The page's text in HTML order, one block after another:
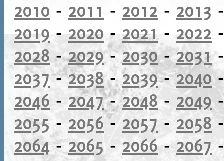
2010 - 2011 - 2012 - 2013
2019 - 2020 - 2021- 2022
2028-2029-2030-2031
2037-2038-2039-2040
2046 - 2047-2048 - 2049
2055 - 2056- 2057-2058
2064-2065 - 2066-2067